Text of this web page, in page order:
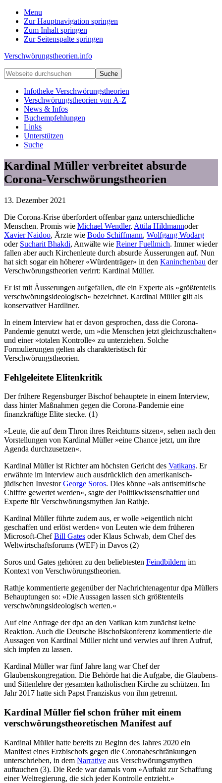
Menu
Zur Hauptnavigation springen
Zum Inhalt springen
Zur Seitenspalte springen
Verschwörungstheorien.info
Beiträge
zu
Merkmalen,
Funktionen
Risiken
konspirationistischen
Denkens
Webseite
durchsuchen
Infotheke Verschwörungstheorien
Verschwörungstheorien von A-Z
News & Infos
Buchempfehlungen
Links
Unterstützen
Suche
Kardinal Müller verbreitet absurde
Corona-Verschwörungstheorien
13. Dezember 2021
Die Corona-Krise überfordert offenbar ganz unterschiedliche
Menschen. Promis wie Michael Wendler, Attila Hildmannoder
Xavier Naidoo, Ärzte wie Bodo Schiffmann, Wolfgang Wodarg
oder Sucharit Bhakdi, Anwälte wie Reiner Fuellmich. Immer wieder
fallen aber auch Kirchenleute durch absurde Äusserungen auf. Nun
hat sich sogar ein höherer «Würdenträger» in den Kaninchenbau der
Verschwörungstheorien verirrt: Kardinal Müller.
Er ist mit Äusserungen aufgefallen, die ein Experte als »größtenteils
verschwörungsideologisch« bezeichnet. Kardinal Müller gilt als
konservativer Hardliner.
In einem Interview hat er davon gesprochen, dass die Corona-
Pandemie genutzt werde, um »die Menschen jetzt gleichzuschalten«
und einer »totalen Kontrolle« zu unterziehen. Solche
Formulierungen gelten als charakteristisch für
Verschwörungstheorien.
Fehlgeleitete Elitenkritik
Der frühere Regensburger Bischof behauptete in einem Interview,
dass hinter Maßnahmen gegen die Corona-Pandemie eine
finanzkräftige Elite stecke. (1)
»Leute, die auf dem Thron ihres Reichtums sitzen«, sehen nach den
Vorstellungen von Kardinal Müller »eine Chance jetzt, um ihre
Agenda durchzusetzen«.
Kardinal Müller ist Richter am höchsten Gericht des Vatikans. Er
erwähnte im Interview auch ausdrücklich den amerikanisch-
jüdischen InvestorGeorge Soros. Dies könne »als antisemitische
Chiffre gewertet werden«, sagte der Politikwissenschaftler und
Experte für Verschwörungsmythen Jan Rathje.
Kardinal Müller führte zudem aus, er wolle »eigentlich nicht
geschaffen und erlöst werden« von Leuten wie dem früheren
Microsoft-ChefBill Gates oder Klaus Schwab, dem Chef des
Weltwirtschaftsforums (WEF) in Davos (2)
Soros und Gates gehören zu den beliebtesten Feindbildern im
Kontext von Verschwörungstheorien.
Rathje kommentierte gegenüber der Nachrichtenagentur dpa Müllers
Behauptungen so: »Die Aussagen lassen sich größtenteils
verschwörungsideologisch werten.«
Auf eine Anfrage der dpa an den Vatikan kam zunächst keine
Reaktion. Auch die Deutsche Bischofskonferenz kommentierte die
Aussagen von Kardinal Müller nicht und verwies auf ihren Aufruf,
sich impfen zu lassen.
Kardinal Müller war fünf Jahre lang war Chef der
Glaubenskongregation. Die Behörde hat die Aufgabe, die Glaubens-
und Sittenlehre der gesamten katholischen Kirche zu schützen. Im
Jahr 2017 hatte sich Papst Franziskus von ihm getrennt.
Kardinal Müller fiel schon früher mit einem
verschwörungstheoretischen Manifest auf
Kardinal Müller hatte bereits zu Beginn des Jahres 2020 ein
Manifest eines Erzbischofs gegen die Coronabeschränkungen
unterschrieben, in dem Narrative aus Verschwörungsmythen
auftauchen (3). Die Rede war damals vom »Auftakt zur Schaffung
einer Weltregierung, die sich jeder Kontrolle entzieht.»